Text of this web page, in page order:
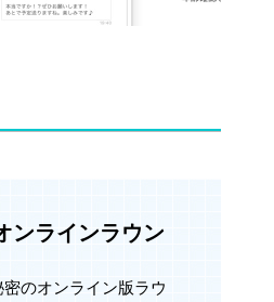
ンラインラウン
のオンライン版ラウ